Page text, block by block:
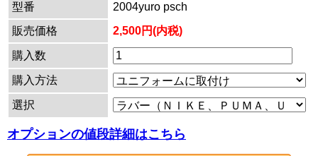
型番
2004yuro psch
販売価格
2,500円(内税)
購入数
購入方法
選択
オプションの値段詳細はこちら